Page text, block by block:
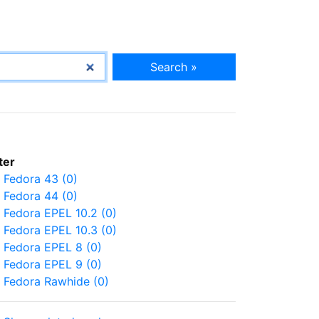
Search »
Fedora 43 (0)
Fedora 44 (0)
Fedora EPEL 10.2 (0)
Fedora EPEL 10.3 (0)
Fedora EPEL 8 (0)
Fedora EPEL 9 (0)
Fedora Rawhide (0)